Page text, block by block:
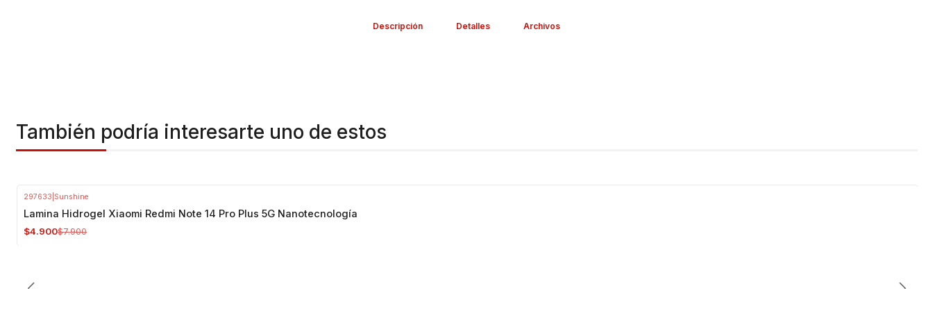
https://www.youtube.com/watch?v=BFBUt5s6YBU
Descripción Detalles Archivos
También podría interesarte uno de estos
297633 Sunshine
Lamina Hidrogel Xiaomi Redmi Note 14 Pro Plus 5G Nanotecnología
$4.900$7.900